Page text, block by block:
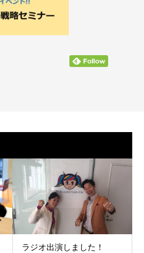
ラジオ出演しました！